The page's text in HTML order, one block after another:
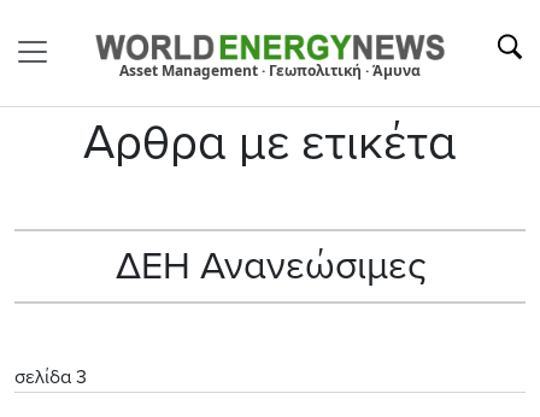
Asset Management · Γεωπολιτική · Άμυνα
Αρθρα με ετικέτα
ΔΕΗ Ανανεώσιμες
σελίδα 3